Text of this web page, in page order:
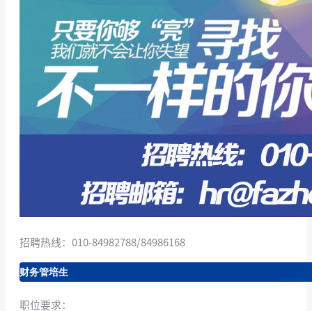
招聘热线：010-84982788/84986168
财务管培生
职位要求：